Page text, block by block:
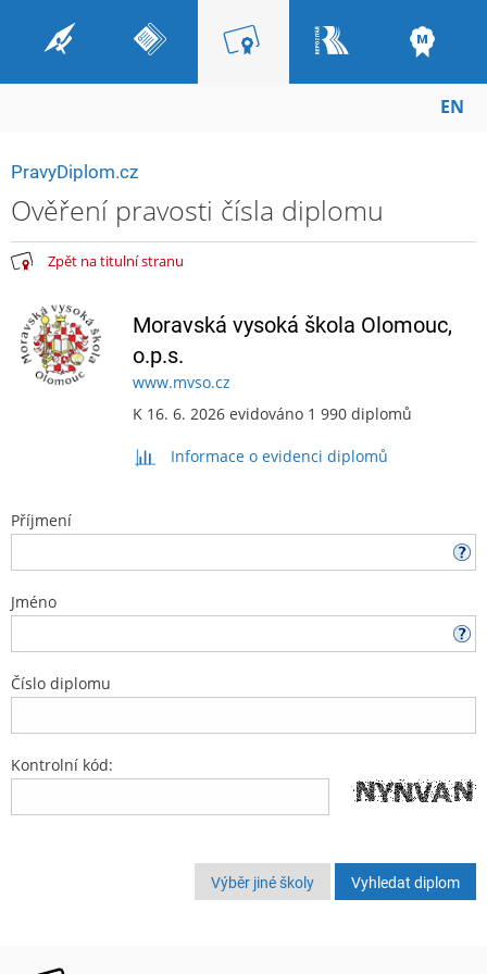
EN
PravyDiplom.cz
Ověření pravosti čísla diplomu
Zpět na titulní stranu
Moravská vysoká škola Olomouc,
o.p.s.
www.mvso.cz
K 16. 6. 2026 evidováno 1 990 diplomů
Informace o evidenci diplomů
Příjmení
Jméno
Číslo diplomu
Kontrolní kód:
Výběr jiné školy